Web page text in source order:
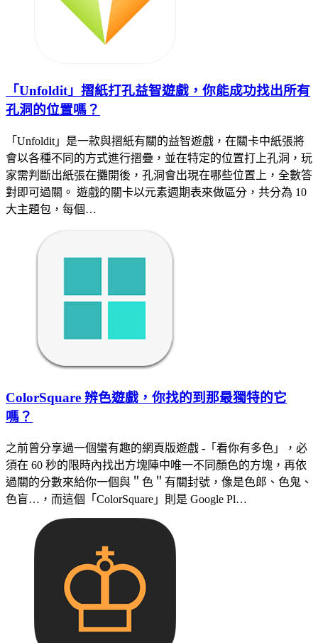
「Unfoldit」摺紙打孔益智遊戲，你能成功找出所有
孔洞的位置嗎？
「Unfoldit」是一款與摺紙有關的益智遊戲，在關卡中紙張將
會以各種不同的方式進行摺疊，並在特定的位置打上孔洞，玩
家需判斷出紙張在攤開後，孔洞會出現在哪些位置上，全數答
對即可過關。 遊戲的關卡以元素週期表來做區分，共分為 10
大主題包，每個…
ColorSquare 辨色遊戲，你找的到那最獨特的它
嗎？
之前曾分享過一個蠻有趣的網頁版遊戲 -「看你有多色」，必
須在 60 秒的限時內找出方塊陣中唯一不同顏色的方塊，再依
過關的分數來給你一個與＂色＂有關封號，像是色郎、色鬼、
色盲…，而這個「ColorSquare」則是 Google Pl…